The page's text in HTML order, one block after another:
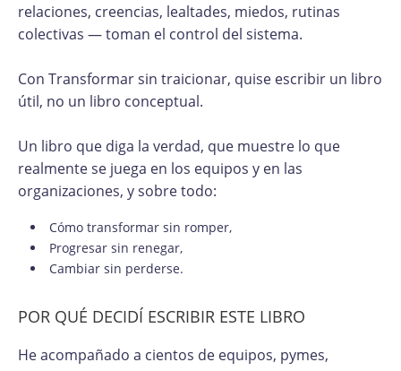
relaciones, creencias, lealtades, miedos, rutinas
colectivas — toman el control del sistema.
Con Transformar sin traicionar, quise escribir un libro
útil, no un libro conceptual.
Un libro que diga la verdad, que muestre lo que
realmente se juega en los equipos y en las
organizaciones, y sobre todo:
Cómo transformar sin romper,
Progresar sin renegar,
Cambiar sin perderse.
POR QUÉ DECIDÍ ESCRIBIR ESTE LIBRO
He acompañado a cientos de equipos, pymes,